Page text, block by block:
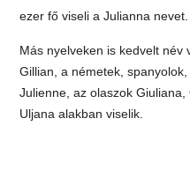
ezer fő viseli a Julianna nevet.
Más nyelveken is kedvelt név
Gillian, a németek,
Julienne, az olaszok
Uljana alakban viselik.